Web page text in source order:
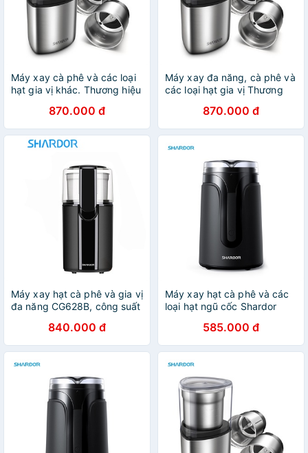
Máy xay cà phê và các loại
hạt gia vị khác. Thương hiệu
Công suất 200W
870.000 đ
Máy xay đa năng, cà phê và
các loại hạt gia vị Thương
HÀNG CHÍNH HÃNG
870.000 đ
Máy xay hạt cà phê và gia vị
đa năng CG628B, công suất
Shardor [CHÍNH HÃNG -
BẢO HÀNH 1 NĂM]
840.000 đ
Máy xay hạt cà phê và các
loại hạt ngũ cốc Shardor
HÀNG CHÍNH HÃNG
585.000 đ